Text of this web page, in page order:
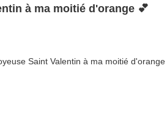
à ma moitié d'orange 💕